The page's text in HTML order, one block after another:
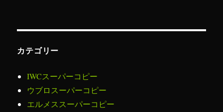
カテゴリー
IWCスーパーコピー
ウブロスーパーコピー
エルメススーパーコピー